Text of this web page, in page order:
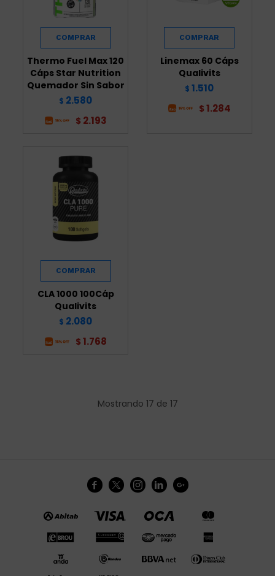
Thermo Fuel Max 120
Cáps Star Nutrition
Quemador Sin Sabor
$ 2.580
$ 2.193
Linemax 60 Cáps
Qualivits
$ 1.510
$ 1.284
CLA 1000 100Cáp
Qualivits
$ 2.080
$ 1.768
Mostrando 17 de 17
    